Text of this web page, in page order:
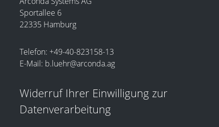
Sportallee 6
22335 Hamburg
Telefon: +49-40-823158-13
E-Mail: b.luehr@arconda.ag
Widerruf Ihrer Einwilligung zur
Datenverarbeitung